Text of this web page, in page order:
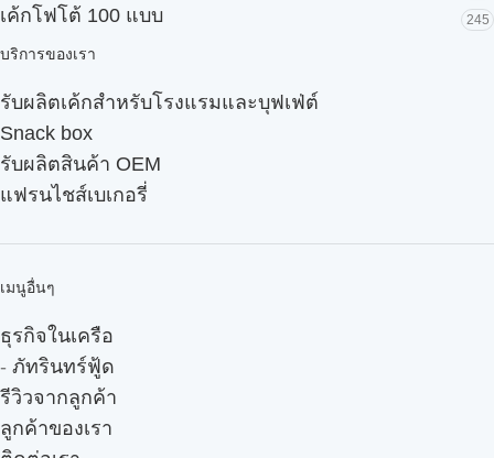
เค้กโฟโต้ 100 แบบ 245
บริการของเรา
รับผลิตเค้กสำหรับโรงแรมและบุฟเฟ่ต์
Snack box
รับผลิตสินค้า OEM
แฟรนไชส์เบเกอรี่
เมนูอื่นๆ
ธุรกิจในเครือ
- ภัทรินทร์ฟู้ด
รีวิวจากลูกค้า
ลูกค้าของเรา